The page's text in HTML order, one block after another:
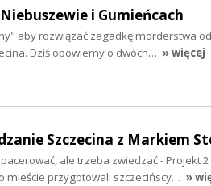
i Gumieńcach
aby rozwiązać zagadkę morderstwa
Dziś opowiemy o dwóch… » więcej
Szczecina z Markiem
ale trzeba zwiedzać - Projekt
mieście przygotowali szczecińscy… »